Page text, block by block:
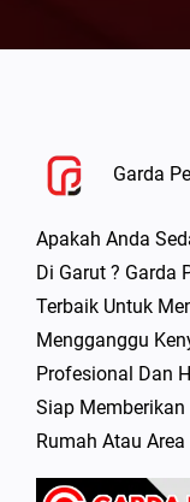
Garda
Apakah Anda
Di Garut ? Garda
Terbaik Untuk
Mengganggu
Profesional Dan
Siap
Rumah Atau